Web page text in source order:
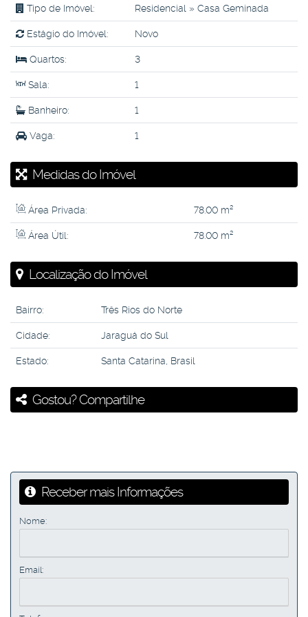
Tipo de Imóvel: Residencial » Casa Geminada
Estágio do Imóvel: Novo
Quartos: 3
Sala: 1
Banheiro: 1
Vaga: 1
Medidas do Imóvel
Área Privada: 78.00 m²
Área Útil: 78.00 m²
Localização do Imóvel
Bairro: Três Rios do Norte
Cidade: Jaraguá do Sul
Estado: Santa Catarina, Brasil
Gostou? Compartilhe
Receber mais Informações
Nome:
Email: